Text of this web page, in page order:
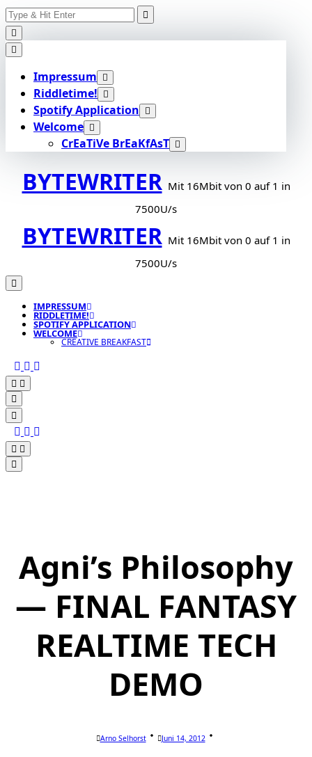
Skip
to
content
Search
for:
Impressum
Riddletime!
Spotify Application
Welcome
CrEaTiVe BrEaKfAsT
BYTEWRITER Mit 16Mbit von 0 auf 1 in
7500U/s
BYTEWRITER Mit 16Mbit von 0 auf 1 in
7500U/s
IMPRESSUM
RIDDLETIME!
SPOTIFY APPLICATION
WELCOME
CREATIVE BREAKFAST
Agni’s Philosophy
— FINAL FANTASY
REALTIME TECH
DEMO
Arno Selhorst Juni 14, 2012